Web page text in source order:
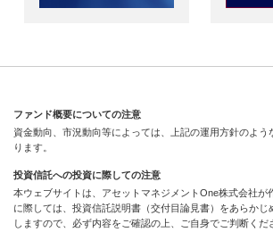
ファンド概要についての注意
資金動向、市況動向等によっては、上記の運用方針のよう
ります。
投資信託への投資に際しての注意
本ウェブサイトは、アセットマネジメントOne株式会社が
に際しては、投資信託説明書（交付目論見書）をあらか
しますので、必ず内容をご確認の上、ご自身でご判断くだ